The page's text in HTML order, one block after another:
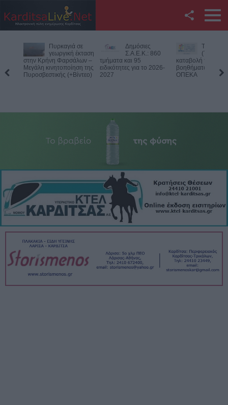
Twitter
YouTube
RSS
Επικοινωνία με το
Δημόσιες
Σ.Α.Ε.Κ.: 860
τμήματα και 95
ειδικότητες για το 2026-
2027
Την Παρασκευή
(7/8) η δεύτερη
καταβολή του
βοηθήματος του ΛΑΕ-
ΟΠΕΚΑ
Νεκρός
αγροτική περιοχή
Δομενίκου –
παθολογικό αίτιο